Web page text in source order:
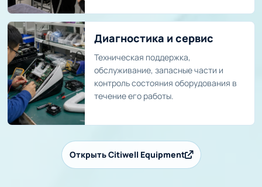
Диагностика и сервис
Техническая поддержка,
обслуживание, запасные части и
контроль состояния оборудования в
течение его работы.
Открыть Citiwell Equipment